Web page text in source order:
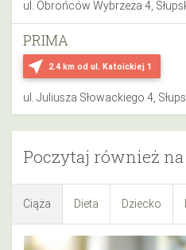
ul. Obrońców Wybrzeża 4,
near_me 2.4 km od ul. Katoickiej 1
PRIMA
ul. Juliusza Słowackiego 4,
Poczytaj również
Ciąża Dieta Dziecko